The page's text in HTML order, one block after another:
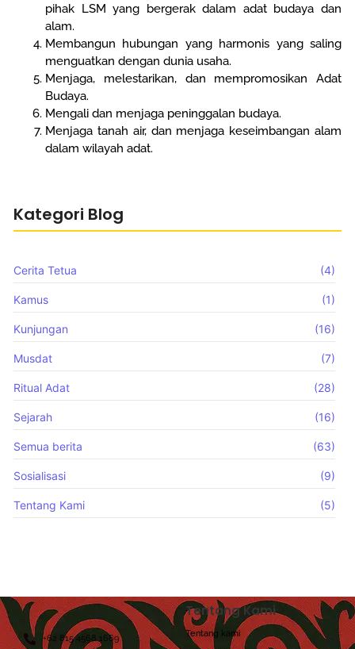
pihak LSM yang bergerak dalam adat budaya dan
alam.
Membangun hubungan yang harmonis yang saling
menguatkan dengan dunia usaha.
Menjaga, melestarikan, dan mempromosikan Adat
Budaya.
Mengali dan menjaga peninggalan budaya.
Menjaga tanah air, dan menjaga keseimbangan alam
dalam wilayah adat.
Kategori Blog
Cerita Tetua (4)
Kamus (1)
Kunjungan (16)
Musdat (7)
Ritual Adat (28)
Sejarah (16)
Semua berita (63)
Sosialisasi (9)
Tentang Kami (5)
+62 815 4568 1669
Tentang Kami
Tentang kami